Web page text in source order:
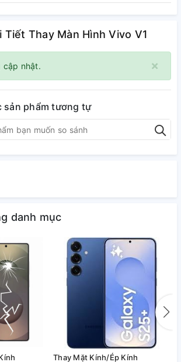
Tiết Thay Màn Hình Vivo V1
×
cập nhật.
sản phẩm tương tự
danh mục
Thay Mặt Kính/Ép Kính